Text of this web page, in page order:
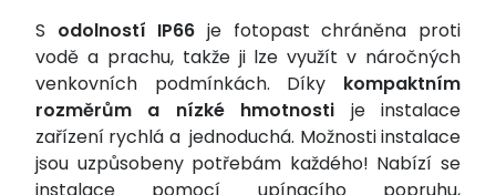
S odolností IP66 je fotopast chráněna proti
vodě a prachu, takže ji lze využít v náročných
venkovních podmínkách. Díky kompaktním
rozměrům a nízké hmotnosti je instalace
zařízení rychlá a jednoduchá. Možnosti instalace
jsou uzpůsobeny potřebám každého! Nabízí se
instalace pomocí upínacího popruhu,